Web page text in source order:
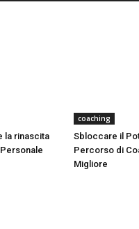
la rinascita
coaching
Sbloccare il
Percorso di
Migliore